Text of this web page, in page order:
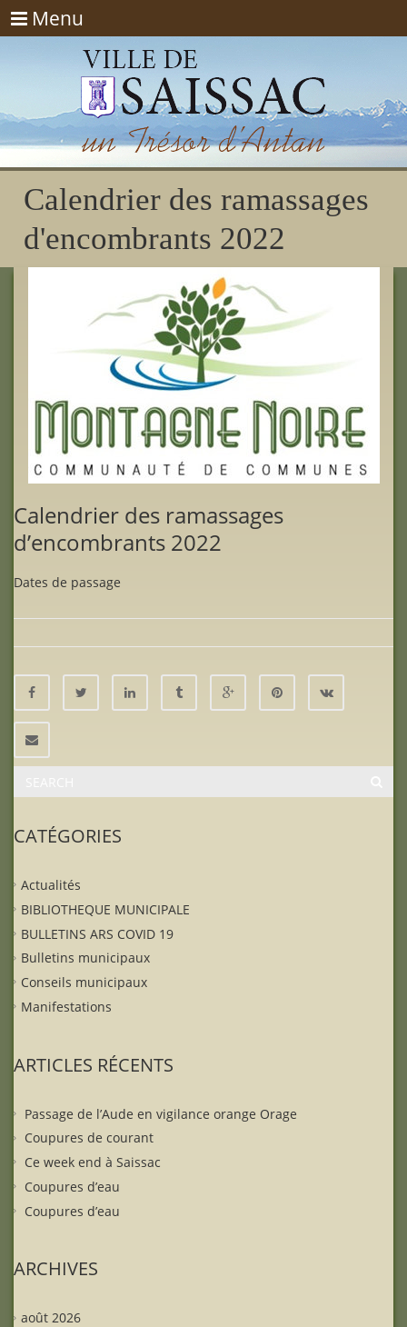
Menu
Menu
Calendrier des ramassages
d'encombrants 2022
Calendrier des ramassages
d’encombrants 2022
Dates de passage
CATÉGORIES
Actualités
BIBLIOTHEQUE MUNICIPALE
BULLETINS ARS COVID 19
Bulletins municipaux
Conseils municipaux
Manifestations
ARTICLES RÉCENTS
Passage de l’Aude en vigilance orange Orage
Coupures de courant
Ce week end à Saissac
Coupures d’eau
Coupures d’eau
ARCHIVES
août 2026